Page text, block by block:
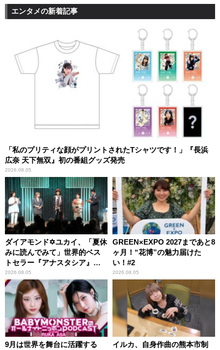
エンタメの新着記事
「私のプリティな顔がプリントされたTシャツです！」『長浜
広奈 天下無双』初の番組グッズ発売
2026.08.05
ダイアモンド✡ユカイ、「夏休
みに読んでみて」世界的ベス
トセラー『アナスタシア』を
紹介
2026.08.05
GREEN×EXPO 2027まであと8
ヶ月！“花博”の魅力届けた
い！#2
2026.08.05
9月は世界を舞台に活躍する
イルカ、自身作曲の熊本市制